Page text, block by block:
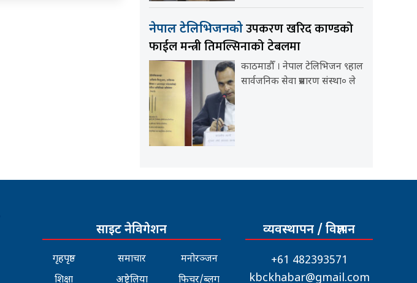
नेपाल टेलिभिजनकोउपकरण खरिद काण्डको
फाईल मन्त्री तिमल्सिनाको टेबलमा
काठमाडौँ । नेपाल टेलिभिजन ९हाल
सार्वजनिक सेवा प्रसारण संस्था० ले
साइट नेविगेशन
गृहपृष्ठ
शिक्षा
समाचार
अष्ट्रेलिया
मनोरञ्जन
फिचर/ब्लग
व्यवस्थापन / विज्ञापन
+61 482393571
kbckhabar@gmail.com